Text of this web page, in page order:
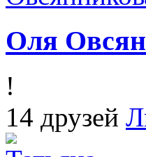
Оля
!
14 друзей